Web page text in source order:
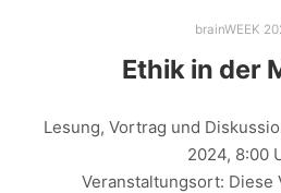
brainWEEK
Ethik in der
Lesung, Vortrag und
2024, 8:00
Veranstaltungsort: Diese